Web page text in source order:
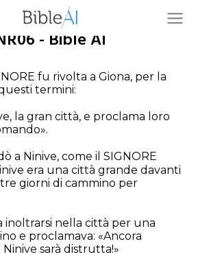
- Bible AI
fu rivolta a Giona, per la
termini:
la gran città, e proclama loro
a Ninive, come il SIGNORE
era una città grande davanti
giorni di cammino per
inoltrarsi nella città per una
e proclamava: «Ancora
sarà distrutta!»